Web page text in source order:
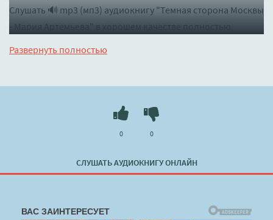
Слушать 🔊 mp3 (мп3) аудиокнигу "Темная сторона Москвы
- Мария Артемьева" в хорошем качестве полностью
online.com
Развернуть полностью
СЛУШАТЬ АУДИОКНИГУ ОНЛАЙН
0 0